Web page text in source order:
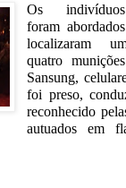
Os indivíduos
foram
localizaram
quatro
Sansung,
foi preso,
reconhecido
autuados em